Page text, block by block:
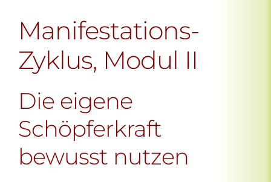
Manifestations-
Zyklus, Modul II
Die eigene
Schöpferkraft
bewusst nutzen